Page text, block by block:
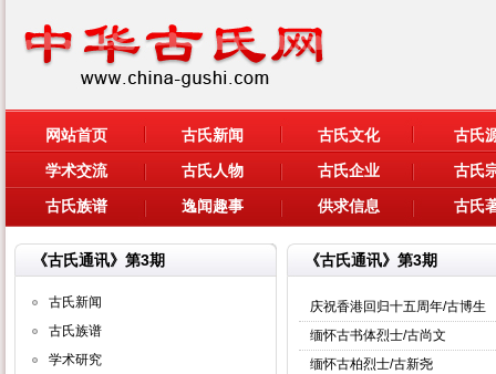
网站首页 古氏新闻 古氏文化
古氏
学术交流
古氏人物 古氏企业
古氏
古氏族谱
逸闻趣事 供求信息 古氏
《古氏通讯》第3期
古氏新闻
古氏族谱
学术研究
《古氏通讯》第3期
庆祝香港回归十五周年/古博生
缅怀古书体烈士/古尚文
缅怀古柏烈士/古新尧